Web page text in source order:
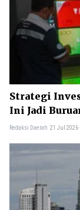
Strategi
Ini Jadi
Redaksi Daerah 21 Jul 2026